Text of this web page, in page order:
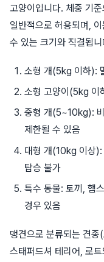
고양이입니다. 체중 기
일반적으로 허용되며,
수 있는 크기와 직결됩니
소형 개(5kg 이하):
소형 고양이(5kg 이
중형 개(5~10kg):
제한될 수 있음
대형 개(10kg 이상):
탑승 불가
특수 동물: 토끼, 햄
경우 있음
맹견으로 분류되는 견
스태퍼드셔 테리어, 로